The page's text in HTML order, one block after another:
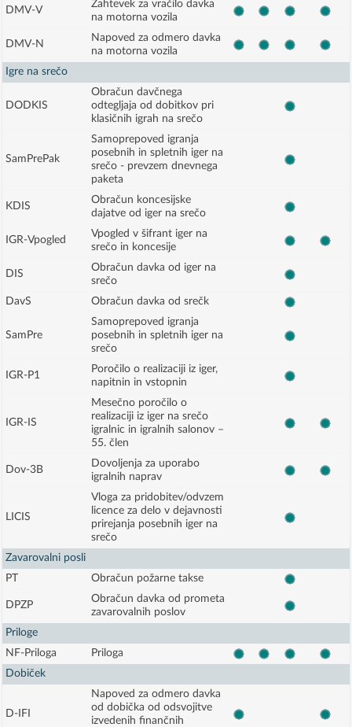
DMV-V
Zahtevek za vračilo davka
na motorna vozila
DMV-N
Napoved za odmero davka
na motorna vozila
Igre na srečo
DODKIS
Obračun davčnega
odtegljaja od dobitkov pri
klasičnih igrah na srečo
SamPrePak
Samoprepoved igranja
posebnih in spletnih iger na
srečo - prevzem dnevnega
paketa
KDIS
Obračun koncesijske
dajatve od iger na srečo
IGR-Vpogled
Vpogled v šifrant iger na
srečo in koncesije
DIS
Obračun davka od iger na
srečo
DavS
Obračun davka od srečk
SamPre
Samoprepoved igranja
posebnih in spletnih iger na
srečo
IGR-P1
Poročilo o realizaciji iz iger,
napitnin in vstopnin
IGR-IS
Mesečno poročilo o
realizaciji iz iger na srečo
igralnic in igralnih salonov –
55. člen
Dov-3B
Dovoljenja za uporabo
igralnih naprav
LICIS
Vloga za pridobitev/odvzem
licence za delo v dejavnosti
prirejanja posebnih iger na
srečo
Zavarovalni posli
PT
Obračun požarne takse
DPZP
Obračun davka od prometa
zavarovalnih poslov
Priloge
NF-Priloga
Priloga
Dobiček
D-IFI
Napoved za odmero davka
od dobička od odsvojitve
izvedenih finančnih